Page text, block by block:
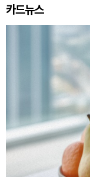
카드뉴스